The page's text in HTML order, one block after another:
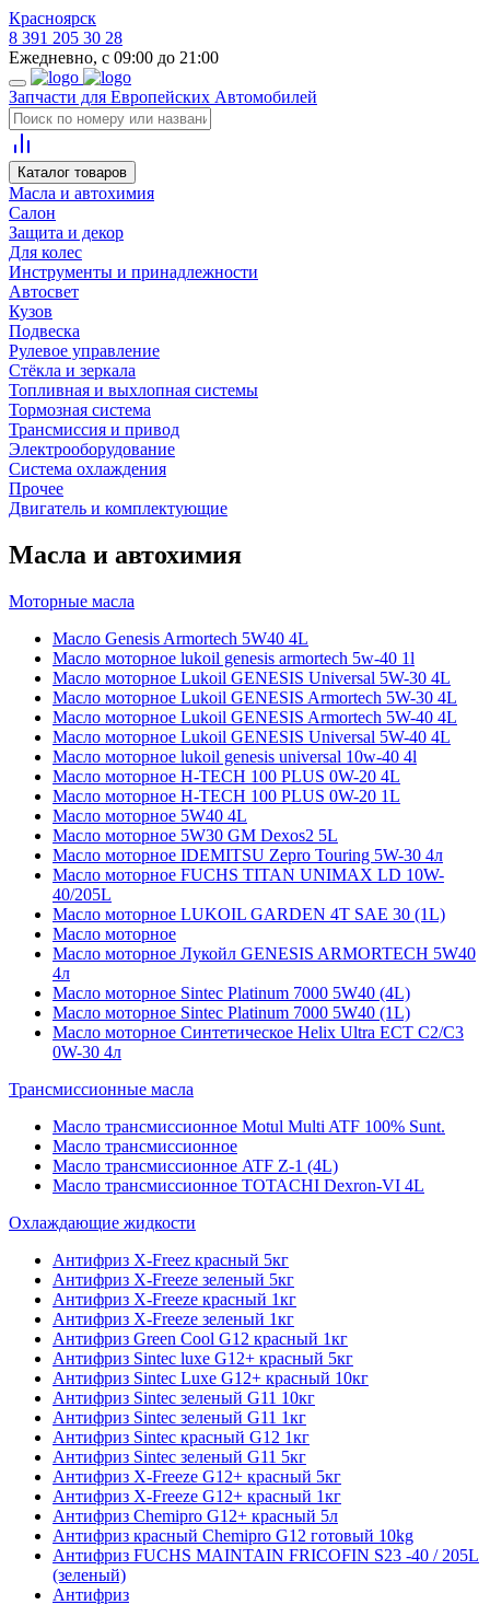
Красноярск
8 391 205 30 28
Ежедневно, с 09:00 до 21:00
Запчасти для Европейских Автомобилей
Каталог товаров
Масла и автохимия
Салон
Защита и декор
Для колес
Инструменты и принадлежности
Автосвет
Кузов
Подвеска
Рулевое управление
Стёкла и зеркала
Топливная и выхлопная системы
Тормозная система
Трансмиссия и привод
Электрооборудование
Система охлаждения
Прочее
Двигатель и комплектующие
Масла и автохимия
Моторные масла
Масло Genesis Armortech 5W40 4L
Масло моторное lukoil genesis armortech 5w-40 1l
Масло моторное Lukoil GENESIS Universal 5W-30 4L
Масло моторное Lukoil GENESIS Armortech 5W-30 4L
Масло моторное Lukoil GENESIS Armortech 5W-40 4L
Масло моторное Lukoil GENESIS Universal 5W-40 4L
Масло моторное lukoil genesis universal 10w-40 4l
Масло моторное H-TECH 100 PLUS 0W-20 4L
Масло моторное H-TECH 100 PLUS 0W-20 1L
Масло моторное 5W40 4L
Масло моторное 5W30 GM Dexos2 5L
Масло моторное IDEMITSU Zepro Touring 5W-30 4л
Масло моторное FUCHS TITAN UNIMAX LD 10W-
40/205L
Масло моторное LUKOIL GARDEN 4Т SAE 30 (1L)
Масло моторное
Масло моторное Лукойл GENESIS ARMORTECH 5W40
4л
Масло моторное Sintec Platinum 7000 5W40 (4L)
Масло моторное Sintec Platinum 7000 5W40 (1L)
Масло моторное Синтетическое Helix Ultra ECT C2/C3
0W-30 4л
Трансмиссионные масла
Масло трансмиссионное Motul Multi ATF 100% Sunt.
Масло трансмиссионное
Масло трансмиссионное ATF Z-1 (4L)
Масло трансмиссионное TOTACHI Dexron-VI 4L
Охлаждающие жидкости
Антифриз X-Freez красный 5кг
Антифриз X-Freeze зеленый 5кг
Антифриз X-Freeze красный 1кг
Антифриз X-Freeze зеленый 1кг
Антифриз Green Cool G12 красный 1кг
Антифриз Sintec luxe G12+ красный 5кг
Антифриз Sintec Luxe G12+ красный 10кг
Антифриз Sintec зеленый G11 10кг
Антифриз Sintec зеленый G11 1кг
Антифриз Sintec красный G12 1кг
Антифриз Sintec зеленый G11 5кг
Антифриз X-Freeze G12+ красный 5кг
Антифриз X-Freeze G12+ красный 1кг
Антифриз Chemipro G12+ красный 5л
Антифриз красный Chemipro G12 готовый 10kg
Антифриз FUCHS MAINTAIN FRICOFIN S23 -40 / 205L
(зеленый)
Антифриз